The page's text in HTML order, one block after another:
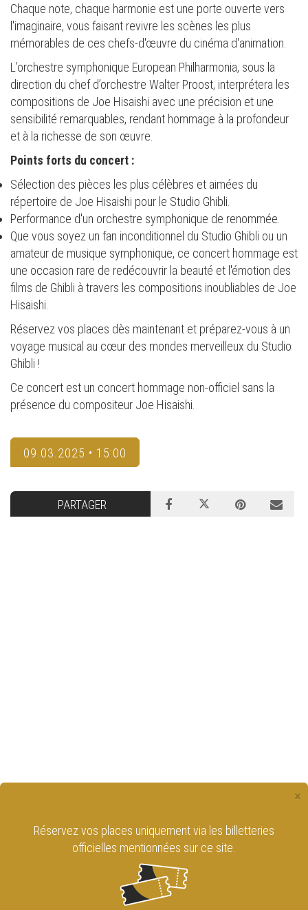
Chaque note, chaque harmonie est une porte ouverte vers
l'imaginaire, vous faisant revivre les scènes les plus
mémorables de ces chefs-d'œuvre du cinéma d'animation.
L’orchestre symphonique European Philharmonia, sous la
direction du chef d’orchestre Walter Proost, interprétera les
compositions de Joe Hisaishi avec une précision et une
sensibilité remarquables, rendant hommage à la profondeur
et à la richesse de son œuvre.
Points forts du concert :
Sélection des pièces les plus célèbres et aimées du
répertoire de Joe Hisaishi pour le Studio Ghibli.
Performance d'un orchestre symphonique de renommée.
Que vous soyez un fan inconditionnel du Studio Ghibli ou un
amateur de musique symphonique, ce concert hommage est
une occasion rare de redécouvrir la beauté et l'émotion des
films de Ghibli à travers les compositions inoubliables de Joe
Hisaishi.
Réservez vos places dès maintenant et préparez-vous à un
voyage musical au cœur des mondes merveilleux du Studio
Ghibli !
Ce concert est un concert hommage non-officiel sans la
présence du compositeur Joe Hisaishi.
09.03.2025 • 15:00
PARTAGER
×
Réservez vos places uniquement via les billetteries
officielles mentionnées sur ce site.